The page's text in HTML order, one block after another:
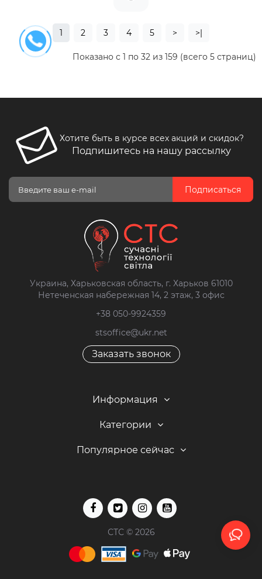
1 2 3 4 5 > >|
Показано с 1 по 32 из 159 (всего 5 страниц)
Хотите быть в курсе всех акций и скидок?
Подпишитесь на нашу рассылку
Подписаться
Украина, Харьковская область, г. Харьков 61010
Нетеченская набережная 14, 2 этаж, 3 офис
+38 050-9924359
stsoffice@ukr.net
Заказать звонок
Информация
Категории
Популярное сейчас
СТС © 2026